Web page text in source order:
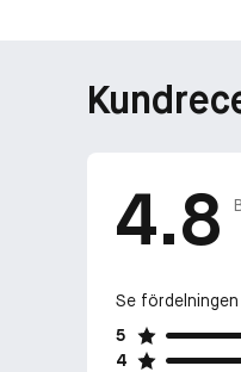
4.8
Se
5
4